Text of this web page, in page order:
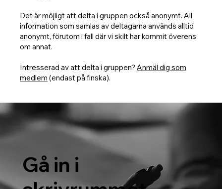
Det är möjligt att delta i gruppen också anonymt. All
information som samlas av deltagarna används alltid
anonymt, förutom i fall där vi skilt har kommit överens
om annat.
Intresserad av att delta i gruppen?Anmäl dig som
medlem (endast på finska).
Gå in i